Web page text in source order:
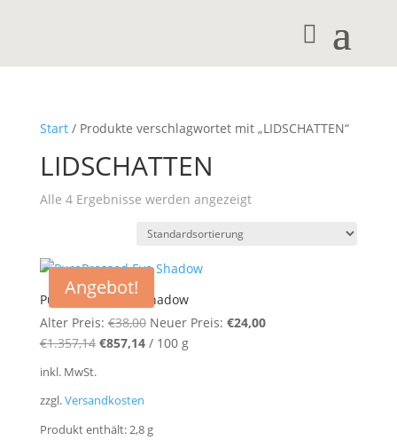
Start/ Produkte verschlagwortet mit „LIDSCHATTEN“
LIDSCHATTEN
Alle 4 Ergebnisse werden angezeigt
Angebot!
PurePressed Eye Shadow
Alter Preis: €38,00 Ursprünglicher
Preis
Neuer Preis: €24,00Aktueller
€1.357,14 Ursprünglicher
€1.357,14
€857,14Aktueller
/ 100 g
inkl. MwSt.
zzgl.Versandkosten
Produkt enthält: 2,8 g